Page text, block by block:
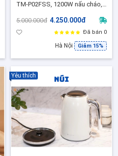
TM-P02FSS, 1200W nấu cháo,
Tháng
5.000.000đ 4.250.000đ
Đã bán 0
Hà Nội Giảm 15%
Yêu thích